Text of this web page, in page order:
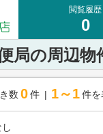
閲覧履歴
0
局の周辺物
数 0 件 1～1 件を